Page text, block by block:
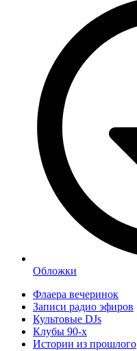
Обложки
Флаера вечеринок
Записи радио эфиров
Культовые DJs
Клубы 90-х
Истории из прошлого